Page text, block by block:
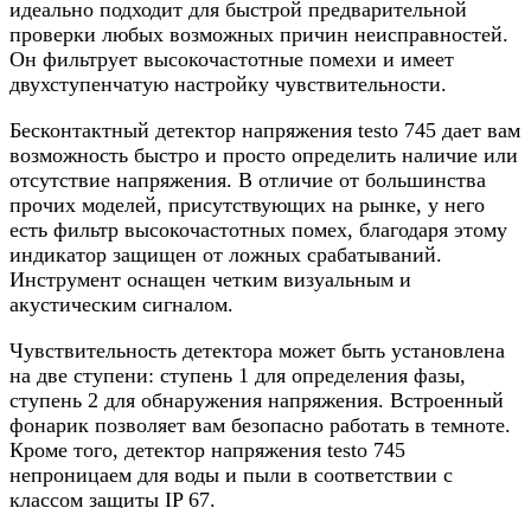
идеально подходит для быстрой предварительной
проверки любых возможных причин неисправностей.
Он фильтрует высокочастотные помехи и имеет
двухступенчатую настройку чувствительности.
Бесконтактный детектор напряжения testo 745 дает вам
возможность быстро и просто определить наличие или
отсутствие напряжения. В отличие от большинства
прочих моделей, присутствующих на рынке, у него
есть фильтр высокочастотных помех, благодаря этому
индикатор защищен от ложных срабатываний.
Инструмент оснащен четким визуальным и
акустическим сигналом.
Чувствительность детектора может быть установлена
на две ступени: ступень 1 для определения фазы,
ступень 2 для обнаружения напряжения. Встроенный
фонарик позволяет вам безопасно работать в темноте.
Кроме того, детектор напряжения testo 745
непроницаем для воды и пыли в соответствии с
классом защиты IP 67.